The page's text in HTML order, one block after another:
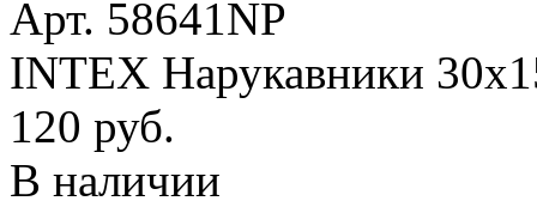
Арт. 58641NP
INTEX Нарукавники
120 руб.
В наличии